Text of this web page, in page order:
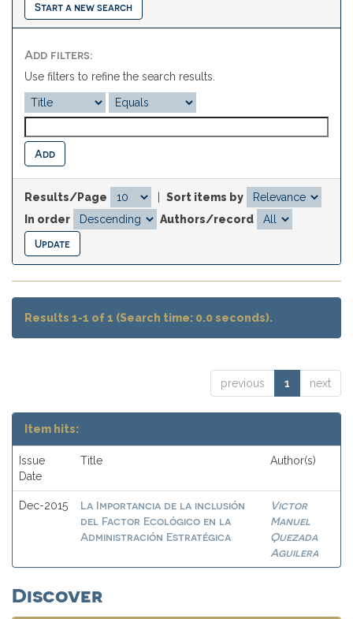
Start a new search
Add filters:
Use filters to refine the search results.
Results/Page
Sort items by
In order
Authors/record
Results 1-1 of 1 (Search time: 0.0 seconds).
previous 1 next
Item hits:
Issue
Date
Title Author(s)
Dec-2015
La Importancia de la inclusión
del Factor Ecológico en la
Administración Estratégica
Victor
Manuel
Quezada
Aguilera
Discover